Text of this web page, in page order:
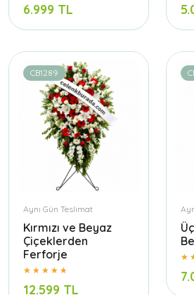
6.999 TL
CB1289
Aynı Gün Teslimat
Kırmızı ve Beyaz
Çiçeklerden
Ferforje
12.599 TL